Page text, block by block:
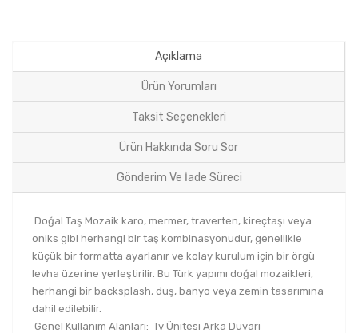
Açıklama
Ürün Yorumları
Taksit Seçenekleri
Ürün Hakkında Soru Sor
Gönderim Ve İade Süreci
Doğal Taş Mozaik karo, mermer, traverten, kireçtaşı veya
oniks gibi herhangi bir taş kombinasyonudur, genellikle
küçük bir formatta ayarlanır ve kolay kurulum için bir örgü
levha üzerine yerleştirilir. Bu Türk yapımı doğal mozaikleri,
herhangi bir backsplash, duş, banyo veya zemin tasarımına
dahil edilebilir.
Genel Kullanım Alanları: Tv Ünitesi Arka Duvarı